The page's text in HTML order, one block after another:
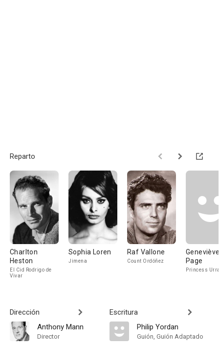
Reparto
Charlton
Heston
El Cid Rodrigo de
Vivar
Sophia Loren
Jimena
Raf Vallone
Count Ordóñez
Page
Princess
Dirección
Anthony Mann
Director
Escritura
Philip Yordan
Guión, Guión Adaptado